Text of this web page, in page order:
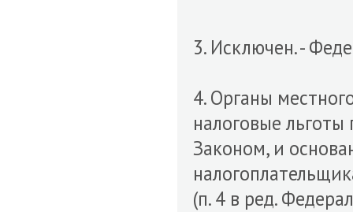
3. Исключен. -
4. Органы
налоговые
Законом, и
(п. 4 в ред.